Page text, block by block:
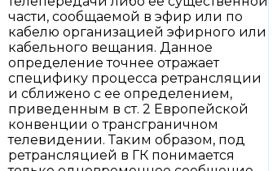
части, сообщаемой в эфир или по
кабелю организацией эфирного или
кабельного вещания. Данное
определение точнее отражает
специфику процесса ретрансляции
и сближено с ее определением,
приведенным в ст. 2 Европейской
конвенции о трансграничном
телевидении. Таким образом, под
ретрансляцией в ГК понимается